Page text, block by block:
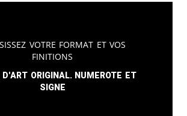
votre format et vos
finitions
d'art original. Numerote et
signe